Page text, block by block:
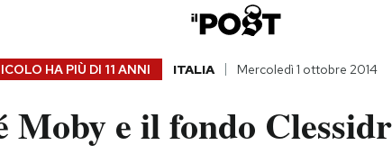
HA PIÙ DI 11 ANNI ITALIA Mercoledì 1 ottobre 2014
Moby e il fondo